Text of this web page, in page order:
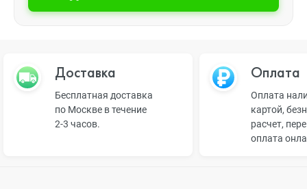
Доставка
Бесплатная доставка
по Москве в течение
2-3 часов.
Оплата
Оплата
картой,
расчет,
оплата